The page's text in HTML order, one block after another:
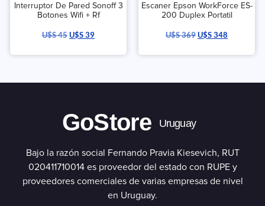
Interruptor De Pared Sonoff 3
Botones Wifi + Rf
U$S45U$S39
Escaner Epson WorkForce ES-
200 Duplex Portatil
U$S369U$S348
GoStore Uruguay
Bajo la razón social Fernando Pravia Kiesevich, RUT
020411710014 es proveedor del estado con RUPE y
proveedores comerciales de varias empresas de nivel
en Uruguay.